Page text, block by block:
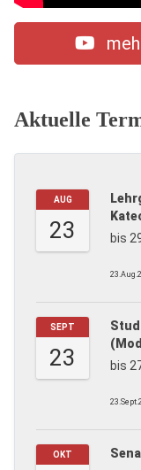
Aktuelle
AUG
23
bis
SEPT
23
bis
OKT